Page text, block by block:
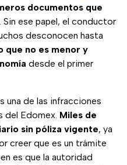
documentos que
. Sin ese papel, el conductor
desconocen hasta
que no es menor y
desde el primer
una de las infracciones
del Edomex. Miles de
sin póliza vigente, ya
creer que es un trámite
es que la autoridad